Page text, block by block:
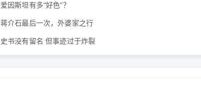
爱因斯坦有多“好色”？
蒋介石最后一次，外婆家之行
史书没有留名 但事迹过于炸裂